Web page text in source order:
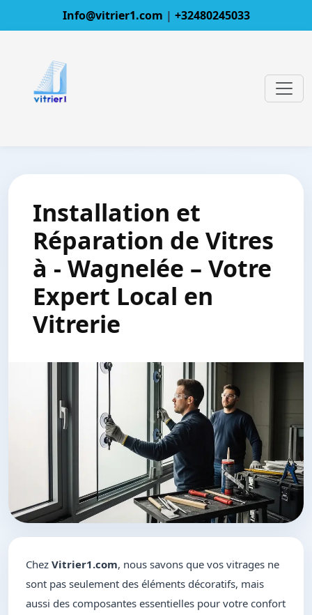
Info@vitrier1.com | +32480245033
Installation et
Réparation de Vitres
à - Wagnelée – Votre
Expert Local en
Vitrerie
Chez Vitrier1.com, nous savons que vos vitrages ne
sont pas seulement des éléments décoratifs, mais
aussi des composantes essentielles pour votre confort